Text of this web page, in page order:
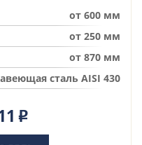
от 600 мм
от 250 мм
от 870 мм
сталь AISI 430
Р